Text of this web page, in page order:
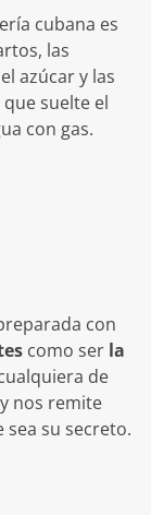
cubana es
las
azúcar y las
suelte el
con gas.
con
como ser la
de
nos remite
sea su secreto.